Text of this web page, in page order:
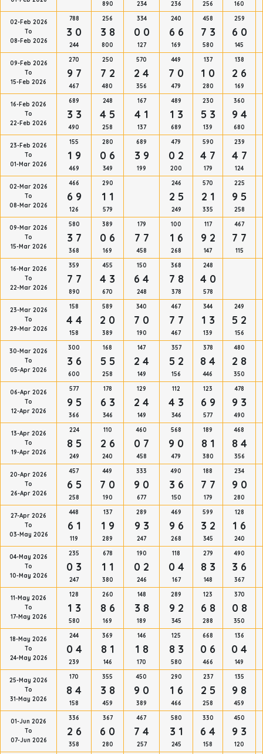
890 234 236 256 160
02-Feb 2026
To
08-Feb 2026
788
3 0
244
256
3 8
800
334
0 0
127
240
6 6
169
458
7 3
580
259
6 0
145
09-Feb 2026
To
15-Feb 2026
270
9 7
467
250
7 2
480
570
2 4
356
449
7 0
479
137
1 0
280
138
2 6
169
16-Feb 2026
To
22-Feb 2026
689
3 3
490
248
4 5
258
167
4 1
137
489
1 3
689
230
5 3
139
360
9 4
680
23-Feb 2026
To
01-Mar 2026
155
1 9
469
280
0 6
349
689
3 9
199
479
0 2
200
590
4 7
179
239
4 7
124
02-Mar 2026
To
08-Mar 2026
466
6 9
126
290
1 1
579
246
2 5
249
570
2 1
335
225
9 5
258
09-Mar 2026
To
15-Mar 2026
580
3 7
368
389
0 6
169
179
7 7
458
100
1 6
268
117
9 2
147
467
7 7
115
16-Mar 2026
To
22-Mar 2026
359
7 7
890
455
4 3
670
150
6 4
248
368
7 8
378
248
4 0
578
23-Mar 2026
To
29-Mar 2026
158
4 4
158
589
2 0
389
340
7 0
190
467
7 7
467
344
1 3
139
249
5 2
156
30-Mar 2026
To
05-Apr 2026
300
3 6
600
168
5 5
258
147
2 4
149
357
5 2
156
378
8 4
446
480
2 8
350
06-Apr 2026
To
12-Apr 2026
577
9 5
366
178
6 3
346
129
2 4
149
112
4 3
346
123
6 9
577
478
9 3
490
13-Apr 2026
To
19-Apr 2026
224
8 5
249
110
2 6
240
460
0 7
458
568
9 0
479
189
8 1
380
468
8 4
356
20-Apr 2026
To
26-Apr 2026
457
6 5
258
449
7 0
190
333
9 0
677
490
3 6
150
188
7 7
179
234
9 0
280
27-Apr 2026
To
03-May 2026
448
6 1
119
137
1 9
289
289
9 3
247
469
9 6
268
599
3 2
345
128
1 6
240
04-May 2026
To
10-May 2026
235
0 3
247
678
1 1
380
190
0 2
246
118
0 4
167
279
8 3
148
490
3 6
367
11-May 2026
To
17-May 2026
128
1 3
580
260
8 6
169
148
3 8
189
289
9 2
345
123
6 8
288
370
0 8
350
18-May 2026
To
24-May 2026
244
0 4
239
369
8 1
146
146
1 8
170
125
8 3
580
668
0 6
466
136
0 4
149
25-May 2026
To
31-May 2026
170
8 4
158
355
3 8
459
450
9 0
389
290
1 6
466
237
2 5
258
135
9 8
459
01-Jun 2026
To
07-Jun 2026
336
2 6
358
367
6 0
280
467
7 4
257
580
3 1
245
330
6 4
158
450
9 3
120